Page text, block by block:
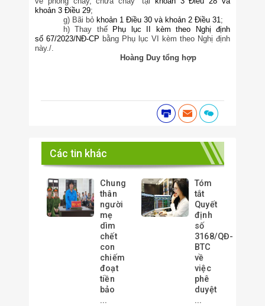
khoản 3 Điều 29;
g) Bãi bỏ khoản 1 Điều 30 và khoản 2 Điều 31;
h) Thay thế
Phụ lục II
kèm theo Nghị định
số 67/2023/NĐ-CP bằng Phụ lục VI
kèm theo Nghị định
này./.
Hoàng Duy tổng hợp
Các tin khác
Chung
thân
người
mẹ
dìm
chết
con
chiếm
đoạt
tiền
bảo
...
Tóm
tắt
Quyết
định
số
3168/QĐ-
BTC
về
việc
phê
duyệt
...